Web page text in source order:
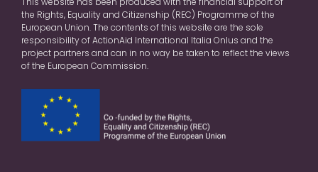
the Rights, Equality and Citizenship (REC) Programme of the
European Union. The contents of this website are the sole
responsibility of ActionAid International Italia Onlus and the
project partners and can in no way be taken to reflect the views
of the European Commission.